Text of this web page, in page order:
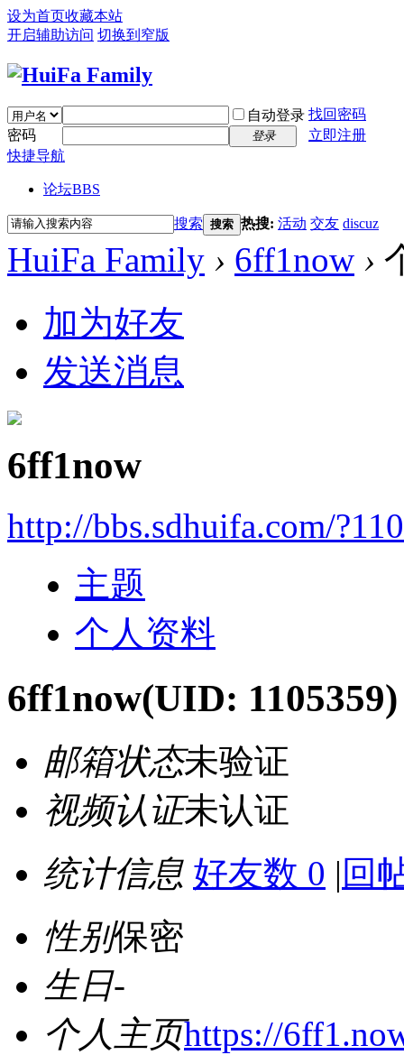
设为首页收藏本站
开启辅助访问 切换到窄版
自动登录 找回密码
密码
登录
立即注册
快捷导航
论坛BBS
搜索 搜索 热搜: 活动 交友 discuz
HuiFa Family › 6ff1now ›
加为好友
发送消息
6ff1now
http://bbs.sdhuifa.com/
主题
个人资料
6ff1now(UID: 1105359)
邮箱状态未验证
视频认证未认证
统计信息 好友数 0 | 回
性别保密
生日-
个人主页https://